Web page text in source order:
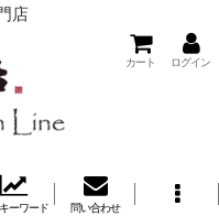
店
カート ログイン
ーワード 問い合わせ